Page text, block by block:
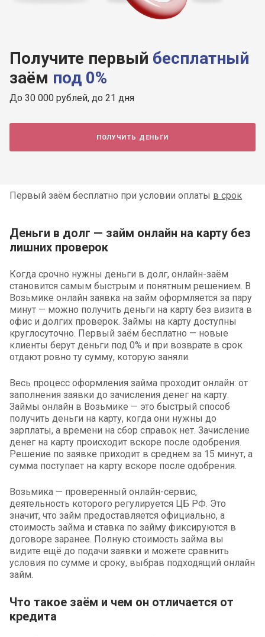
Получите первый бесплатный
заём под 0%
До 30 000 рублей, до 21 дня
получить деньги
Первый заём бесплатно при условии оплаты в срок
Деньги в долг — займ онлайн на карту без
лишних проверок
Когда срочно нужны деньги в долг, онлайн-заём
становится самым быстрым и понятным решением. В
Возьмике онлайн заявка на займ оформляется за пару
минут — можно получить деньги на карту без визита в
офис и долгих проверок. Займы на карту доступны
круглосуточно. Первый заём бесплатно — новые
клиенты берут деньги под 0% и при возврате в срок
отдают ровно ту сумму, которую заняли.
Весь процесс оформления займа проходит онлайн: от
заполнения заявки до зачисления денег на карту.
Займы онлайн в Возьмике — это быстрый способ
получить деньги на карту, когда они нужны до
зарплаты, а времени на сбор справок нет. Зачисление
денег на карту происходит вскоре после одобрения.
Решение по заявке приходит в среднем за 15 минут, а
сумма поступает на карту вскоре после одобрения.
Возьмика — проверенный онлайн-сервис,
деятельность которого регулируется ЦБ РФ. Это
значит, что займ предоставляется официально, а
стоимость займа и ставка по займу фиксируются в
договоре заранее. Полную стоимость займа вы
видите ещё до подачи заявки и можете сравнить
условия по сумме и сроку, выбрав подходящий онлайн
займ.
Что такое заём и чем он отличается от
кредита